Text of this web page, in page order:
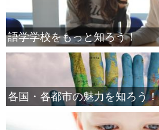
語学学校をもっと知ろう！
各国・各都市の魅力を知ろう！